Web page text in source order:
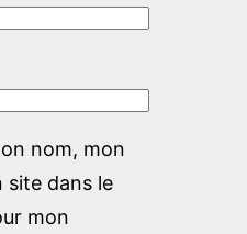
nom, mon
site dans le
mon